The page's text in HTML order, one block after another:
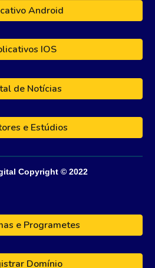
Android
IOS
de Notícias
e Estúdios
Copyright © 2022
e Programetes
Domínio